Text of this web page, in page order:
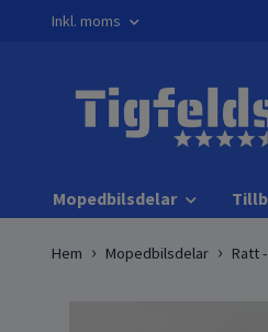
Inkl. moms
Mopedbilsdelar
Hem Mopedbilsdelar Ratt